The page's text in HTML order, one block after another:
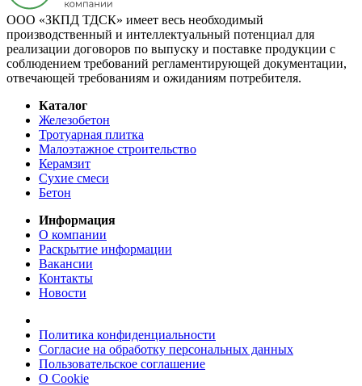
ООО «ЗКПД ТДСК» имеет весь необходимый
производственный и интеллектуальный потенциал для
реализации договоров по выпуску и поставке продукции с
соблюдением требований регламентирующей документации,
отвечающей требованиям и ожиданиям потребителя.
Каталог
Железобетон
Тротуарная плитка
Малоэтажное строительство
Керамзит
Сухие смеси
Бетон
Информация
О компании
Раскрытие информации
Вакансии
Контакты
Новости
Политика конфиденциальности
Согласие на обработку персональных данных
Пользовательское соглашение
О Cookie